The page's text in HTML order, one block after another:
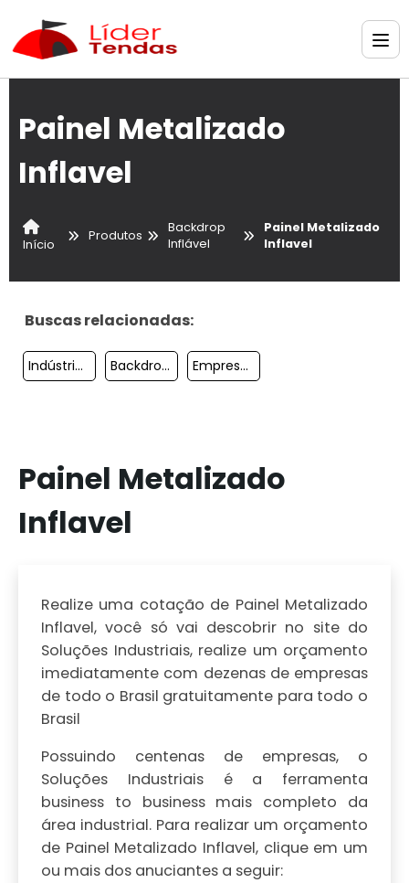
Painel Metalizado
Inflavel
Início
Produtos
Backdrop
Inflável
Painel Metalizado
Inflavel
Buscas relacionadas:
Indústria De Backdrop Inflavel Backdrop Inflavel Empresa De Backdrop Inflavel
Painel Metalizado
Inflavel
Realize uma cotação de Painel Metalizado
Inflavel, você só vai descobrir no site do
Soluções Industriais, realize um orçamento
imediatamente com dezenas de empresas
de todo o Brasil gratuitamente para todo o
Brasil
Possuindo centenas de empresas, o
Soluções Industriais é a ferramenta
business to business mais completo da
área industrial. Para realizar um orçamento
de Painel Metalizado Inflavel, clique em um
ou mais dos anuciantes a seguir: